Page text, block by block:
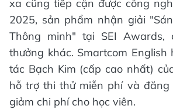
xa cũng tiếp cận được công
2025, sản phẩm nhận giải
Thông minh" tại SEI Awards,
thưởng khác. Smartcom
tác Bạch Kim (cấp cao nhất)
hỗ trợ thi thử miễn phí và
giảm chi phí cho học viên.